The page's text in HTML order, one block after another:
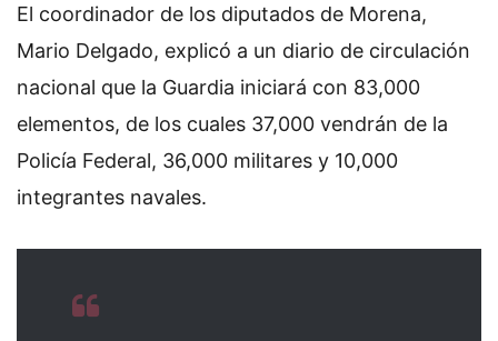
El coordinador de los diputados de Morena,
Mario Delgado, explicó a un diario de circulación
nacional que la Guardia iniciará con 83,000
elementos, de los cuales 37,000 vendrán de la
Policía Federal, 36,000 militares y 10,000
integrantes navales.